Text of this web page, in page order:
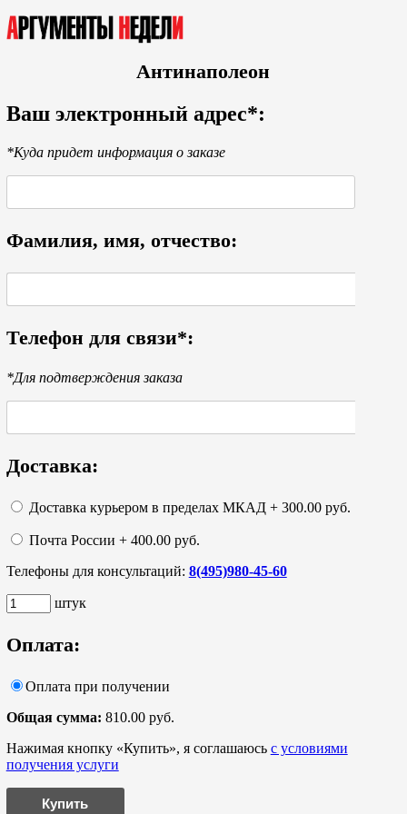
Антинаполеон
Ваш электронный адрес*:
*Куда придет информация о заказе
Фамилия, имя, отчество:
Телефон для связи*:
*Для подтверждения заказа
Доставка:
Доставка курьером в пределах МКАД + 300.00 руб.
Почта России + 400.00 руб.
Телефоны для консультаций: 8(495)980-45-60
штук
Оплата:
Оплата при получении
Общая сумма: 810.00 руб.
Нажимая кнопку «Купить», я соглашаюсь с условиями
получения услуги